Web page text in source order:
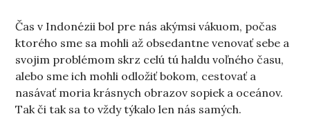
Čas v Indonézii bol pre nás akýmsi vákuom, počas
ktorého sme sa mohli až obsedantne venovať sebe a
svojim problémom skrz celú tú haldu voľného času,
alebo sme ich mohli odložiť bokom, cestovať a
nasávať moria krásnych obrazov sopiek a oceánov.
Tak či tak sa to vždy týkalo len nás samých.